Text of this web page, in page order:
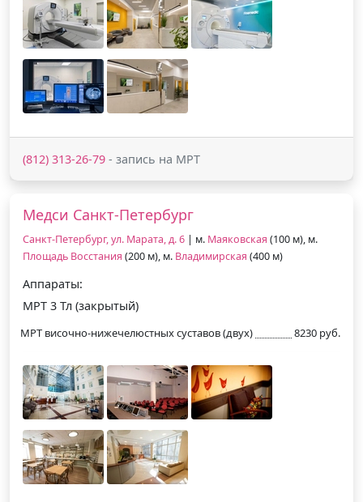
(812) 313-26-79 - запись на МРТ
Медси Санкт-Петербург
Санкт-Петербург, ул. Марата, д. 6 | м. Маяковская (100 м), м.
Площадь Восстания (200 м), м. Владимирская (400 м)
Аппараты:
МРТ 3 Тл (закрытый)
МРТ височно-нижечелюстных суставов (двух) 8230 руб.